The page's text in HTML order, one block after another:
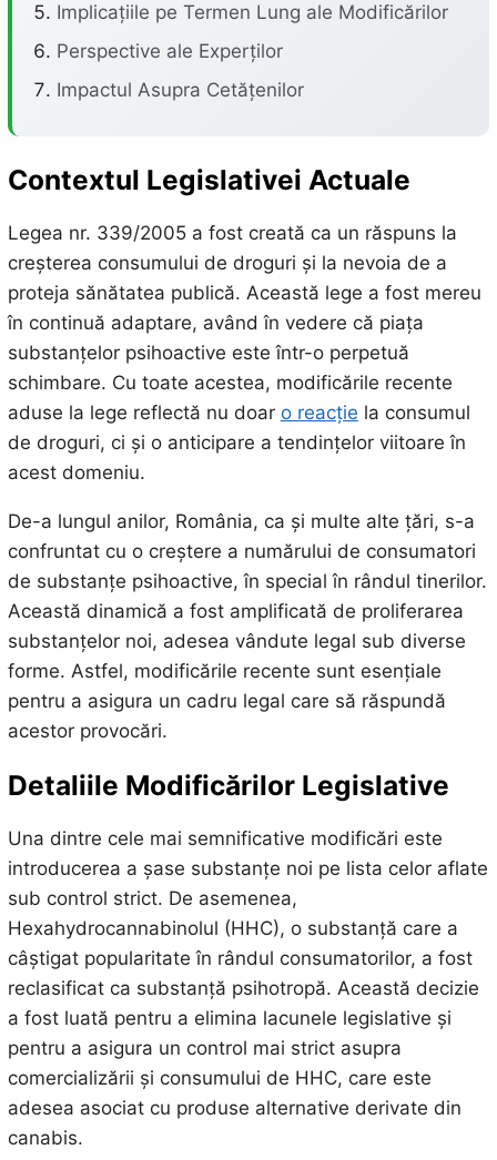
Implicațiile pe Termen Lung ale Modificărilor
Perspective ale Experților
Impactul Asupra Cetățenilor
Contextul Legislativei Actuale
Legea nr. 339/2005 a fost creată ca un răspuns la
creșterea consumului de droguri și la nevoia de a
proteja sănătatea publică. Această lege a fost mereu
în continuă adaptare, având în vedere că piața
substanțelor psihoactive este într-o perpetuă
schimbare. Cu toate acestea, modificările recente
aduse la lege reflectă nu doar o reacție la consumul
de droguri, ci și o anticipare a tendințelor viitoare în
acest domeniu.
De-a lungul anilor, România, ca și multe alte țări, s-a
confruntat cu o creștere a numărului de consumatori
de substanțe psihoactive, în special în rândul tinerilor.
Această dinamică a fost amplificată de proliferarea
substanțelor noi, adesea vândute legal sub diverse
forme. Astfel, modificările recente sunt esențiale
pentru a asigura un cadru legal care să răspundă
acestor provocări.
Detaliile Modificărilor Legislative
Una dintre cele mai semnificative modificări este
introducerea a șase substanțe noi pe lista celor aflate
sub control strict. De asemenea,
Hexahydrocannabinolul (HHC), o substanță care a
câștigat popularitate în rândul consumatorilor, a fost
reclasificat ca substanță psihotropă. Această decizie
a fost luată pentru a elimina lacunele legislative și
pentru a asigura un control mai strict asupra
comercializării și consumului de HHC, care este
adesea asociat cu produse alternative derivate din
canabis.